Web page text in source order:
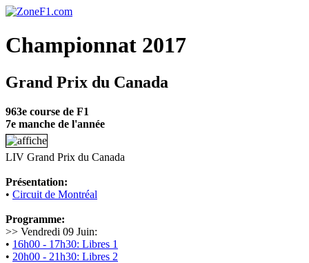
Championnat 2017
Grand Prix du Canada
963e course de F1
7e manche de l'année
LIV Grand Prix du Canada
Présentation:
• Circuit de Montréal
Programme:
>> Vendredi 09 Juin:
• 16h00 - 17h30: Libres 1
• 20h00 - 21h30: Libres 2